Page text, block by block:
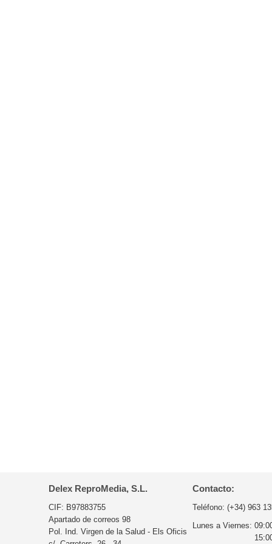
Delex ReproMedia, S.L.
CIF: B97883755
Apartado de correos 98
Pol. Ind. Virgen de la Salud - Els Oficis
Contacto:
Teléfono: (+34) 963
Lunes a Viernes: